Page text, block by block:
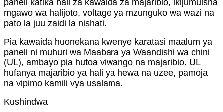
paneli katika hali za kawaida za majaribio, ikijumuisha
mgawo wa halijoto, voltage ya mzunguko wa wazi na
pato la juu zaidi la nishati.
Pia kawaida huonekana kwenye karatasi maalum ya
paneli ni muhuri wa Maabara ya Waandishi wa chini
(UL), ambayo pia hutoa viwango na majaribio. UL
hufanya majaribio ya hali ya hewa na uzee, pamoja
na vipimo kamili vya usalama.
Kushindwa